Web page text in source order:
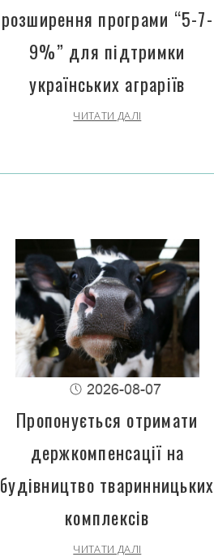
розширення програми “5-7-
9%” для підтримки
українських аграріїв
ЧИТАТИ ДАЛІ
2026-08-07
Пропонується отримати
держкомпенсації на
будівництво тваринницьких
комплексів
ЧИТАТИ ДАЛІ